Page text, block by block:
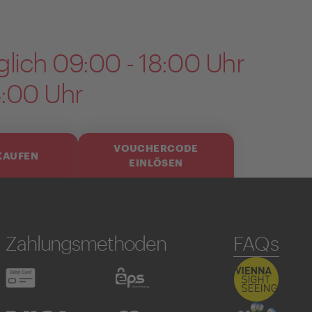
VOUCHERCODE
EINLÖSEN
09:00 - 18:00 Uhr
Uhr
Zahlungsmethoden FAQs